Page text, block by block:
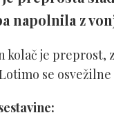
napolnila z
kolač je preprost,
se osvežilne